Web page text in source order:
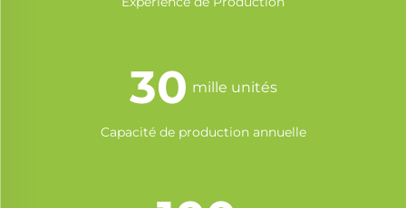
30 mille unités
Capacité de production annuelle